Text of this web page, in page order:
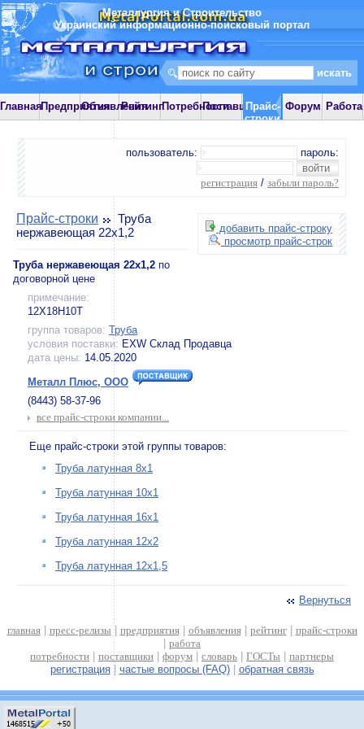
Металлургия и Строительство
Украинский информационно-поисковый портал
ГлавнаяПредприятияОбъявления
РейтингПотребностиПоставщики
Прайс-
строки
Форум Работа
пользователь: пароль:
регистрация / забыли пароль?
добавить прайс-строку
просмотр прайс-строк
Прайс-строки
Труба
нержавеющая 22х1,2
Труба нержавеющая 22х1,2 по
договорной цене
примечание:
12Х18Н10Т
группа товаров: Труба
условия поставки: EXW Склад Продавца
дата цены: 14.05.2020
Металл Плюс, ООО
(8443) 58-37-96
все прайс-строки компании...
Еще прайс-строки этой группы товаров:
Труба латунная 8х1
Труба латунная 10х1
Труба латунная 16х1
Труба латунная 12х2
Труба латунная 12х1,5
Вернуться
главная| пресс-релизы | предприятия| объявления| рейтинг| прайс-строки
работа
потребности
поставщики форум словарь ГОСТы
партнеры
регистрация| частые вопросы (FAQ)| обратная связь